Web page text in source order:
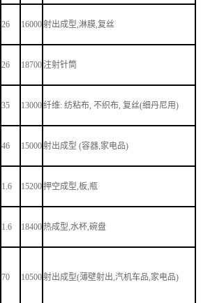
26 16000射出成型,淋膜,复丝
26 18700 注射针筒
35 13000纤维: 纺粘布, 不织布, 复丝(细丹尼用)
46 15000射出成型 (容器,家电品)
1.6 15200押空成型,板,瓶
1.6 18400热成型,水杯,碗盘
70 10500射出成型(薄壁射出,汽机车品,家电品)